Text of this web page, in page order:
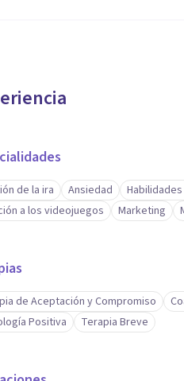
de la ira Ansiedad
a los videojuegos
Marketing
de Aceptación y Compromiso
Positiva
Terapia Breve